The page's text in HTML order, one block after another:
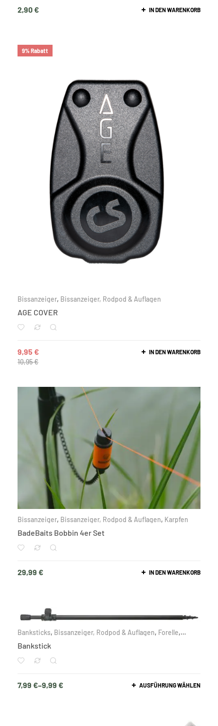
2,90€ IN DEN WARENKORB
9% Rabatt
Bissanzeiger, Bissanzeiger, Rodpod & Auflagen
AGE COVER
10,95€
9,95 € IN DEN WARENKORB
Bissanzeiger, Bissanzeiger, Rodpod & Auflagen, Karpfen
BadeBaits Bobbin 4er Set
29,99 € IN DEN WARENKORB
Banksticks, Bissanzeiger, Rodpod & Auflagen, Forelle,
Bankstick
7,99 €–9,99 € AUSFÜHRUNG WÄHLEN